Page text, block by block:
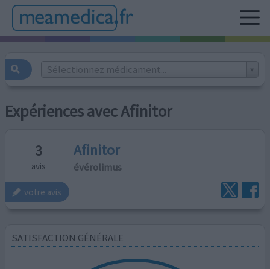
Sélectionnez médicament...
Expériences avec Afinitor
3
avis
Afinitor
évérolimus
votre avis
SATISFACTION GÉNÉRALE